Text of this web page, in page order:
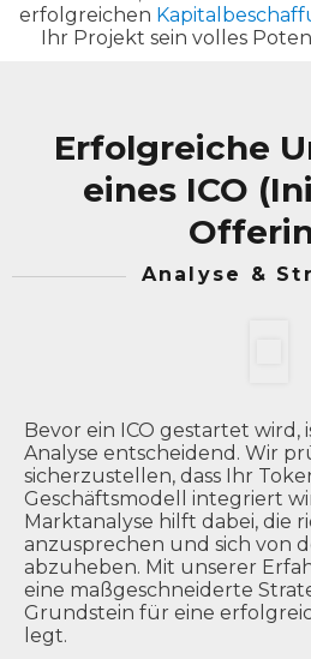
erfolgreichen
Ihr Projekt sein volles
Erfolgreiche
eines ICO
Analyse &
Bevor ein ICO gestartet wird,
Analyse entscheidend. Wir
sicherzustellen, dass Ihr
Geschäftsmodell integriert
Marktanalyse hilft dabei, die
anzusprechen und sich von
abzuheben. Mit unserer
eine maßgeschneiderte
Grundstein für eine
legt.